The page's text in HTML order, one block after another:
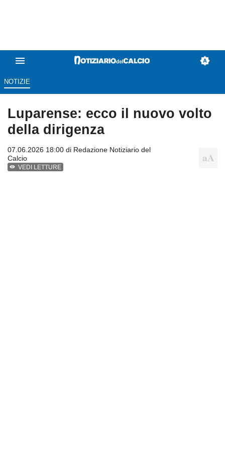
NOTIZIE
Luparense: ecco il nuovo volto
della dirigenza
07.06.2026 18:00 di Redazione Notiziario del
Calcio
VEDI LETTURE